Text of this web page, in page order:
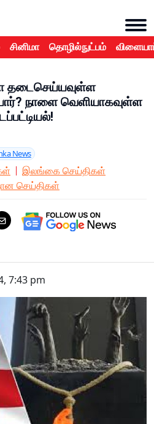
சினிமா தொழில்நுட்பம்
தடைசெய்யவுள்ள
நாளை வெளியாகவுள்ள
News
இலங்கை செய்திகள்
செய்திகள்
7:43 pm